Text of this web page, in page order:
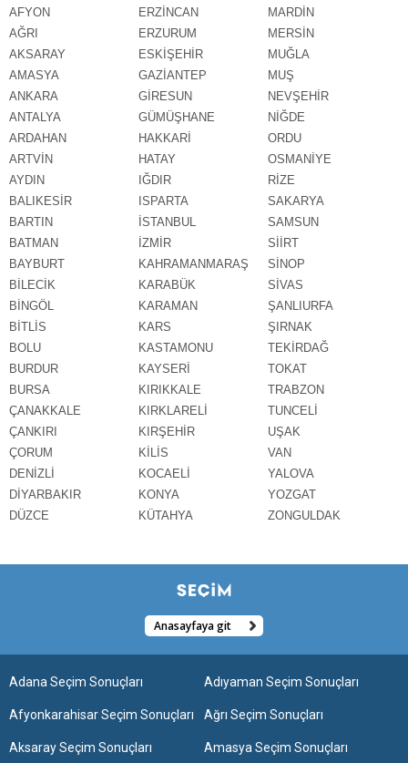
AFYON
AĞRI
AKSARAY
AMASYA
ANKARA
ANTALYA
ARDAHAN
ARTVİN
AYDIN
BALIKESİR
BARTIN
BATMAN
BAYBURT
BİLECİK
BİNGÖL
BİTLİS
BOLU
BURDUR
BURSA
ÇANAKKALE
ÇANKIRI
ÇORUM
DENİZLİ
DİYARBAKIR
DÜZCE
ERZİNCAN
ERZURUM
ESKİŞEHİR
GAZİANTEP
GİRESUN
GÜMÜŞHANE
HAKKARİ
HATAY
IĞDIR
ISPARTA
İSTANBUL
İZMİR
KAHRAMANMARAŞ
KARABÜK
KARAMAN
KARS
KASTAMONU
KAYSERİ
KIRIKKALE
KIRKLARELİ
KIRŞEHİR
KİLİS
KOCAELİ
KONYA
KÜTAHYA
MARDİN
MERSİN
MUĞLA
MUŞ
NEVŞEHİR
NİĞDE
ORDU
OSMANİYE
RİZE
SAKARYA
SAMSUN
SİİRT
SİNOP
SİVAS
ŞANLIURFA
ŞIRNAK
TEKİRDAĞ
TOKAT
TRABZON
TUNCELİ
UŞAK
VAN
YALOVA
YOZGAT
ZONGULDAK
Anasayfaya git
Adana Seçim Sonuçları Adıyaman Seçim Sonuçları
Afyonkarahisar Seçim Sonuçları Ağrı Seçim Sonuçları
Aksaray Seçim Sonuçları Amasya Seçim Sonuçları